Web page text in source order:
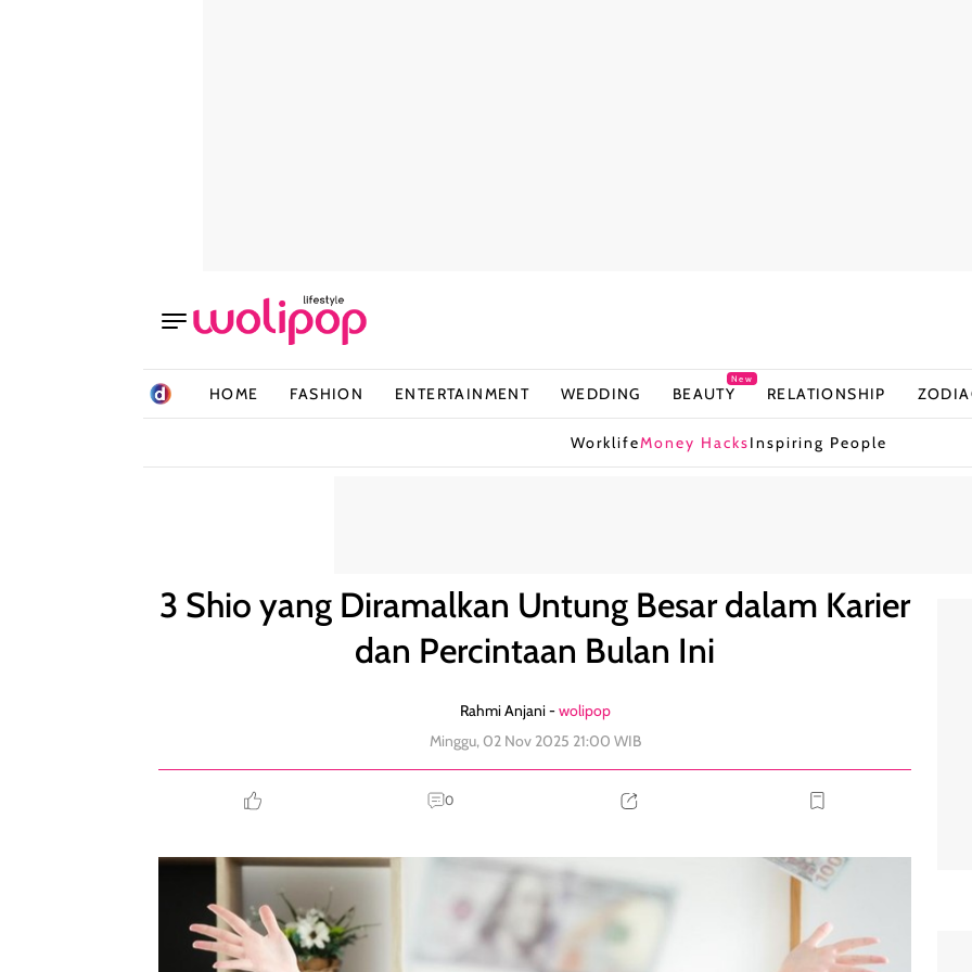
HOME FASHION ENTERTAINMENT WEDDING BEAUTY
New
RELATIONSHIP
WorklifeMoney HacksInspiring People
3 Shio yang Diramalkan Untung Besar dalam Karier
dan Percintaan Bulan Ini
Rahmi Anjani -wolipop
Minggu, 02 Nov 2025 21:00 WIB
0